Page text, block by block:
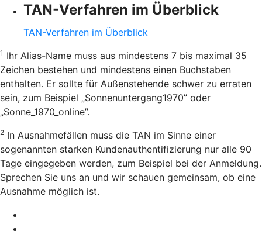
TAN-Verfahren im Überblick
TAN-Verfahren im Überblick
1 Ihr Alias-Name muss aus mindestens 7 bis maximal 35
Zeichen bestehen und mindestens einen Buchstaben
enthalten. Er sollte für Außenstehende schwer zu erraten
sein, zum Beispiel „Sonnenuntergang1970” oder
„Sonne_1970_online”.
2 In Ausnahmefällen muss die TAN im Sinne einer
sogenannten starken Kundenauthentifizierung nur alle 90
Tage eingegeben werden, zum Beispiel bei der Anmeldung.
Sprechen Sie uns an und wir schauen gemeinsam, ob eine
Ausnahme möglich ist.